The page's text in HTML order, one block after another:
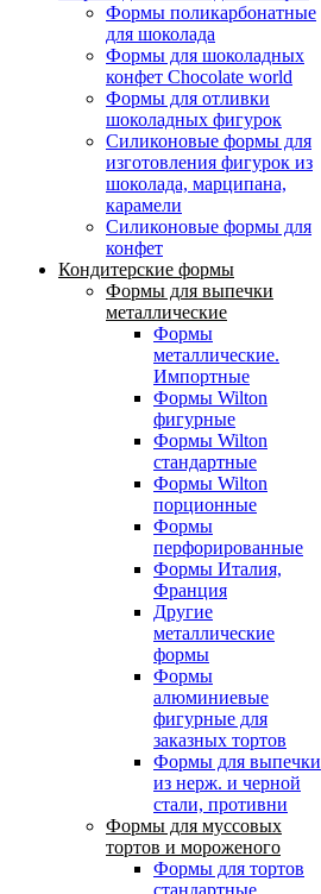
Формы поликарбонатные
для шоколада
Формы для шоколадных
конфет Сhocolate world
Формы для отливки
шоколадных фигурок
Силиконовые формы для
изготовления фигурок из
шоколада, марципана,
карамели
Силиконовые формы для
конфет
Кондитерские формы
Формы для выпечки
металлические
Формы
металлические.
Импортные
Формы Wilton
фигурные
Формы Wilton
стандартные
Формы Wilton
порционные
Формы
перфорированные
Формы Италия,
Франция
Другие
металлические
формы
Формы
алюминиевые
фигурные для
заказных тортов
Формы для выпечки
из нерж. и черной
стали, противни
Формы для муссовых
тортов и мороженого
Формы для тортов